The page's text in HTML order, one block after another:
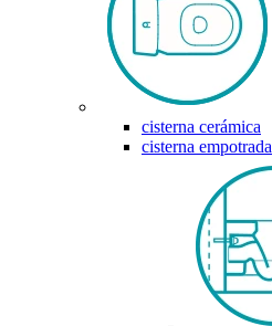
cisterna cerámica
cisterna empotrada